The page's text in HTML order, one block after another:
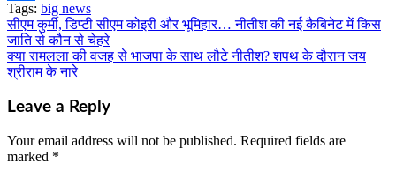
Share
Tags: big news
Post
navigation
सीएम कुर्मी, डिप्टी सीएम कोइरी और भूमिहार… नीतीश की नई कैबिनेट में किस
जाति से कौन से चेहरे
क्या रामलला की वजह से भाजपा के साथ लौटे नीतीश? शपथ के दौरान जय
श्रीराम के नारे
Leave a Reply
Your email address will not be published. Required fields are
marked *